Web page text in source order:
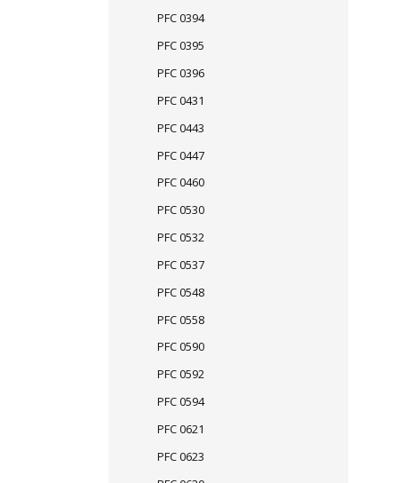
PFC 0394
PFC 0395
PFC 0396
PFC 0431
PFC 0443
PFC 0447
PFC 0460
PFC 0530
PFC 0532
PFC 0537
PFC 0548
PFC 0558
PFC 0590
PFC 0592
PFC 0594
PFC 0621
PFC 0623